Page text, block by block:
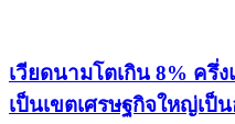
เวียดนามโตเกิน 8% ครึ่
เป็นเขตเศรษฐกิจใหญ่เป็